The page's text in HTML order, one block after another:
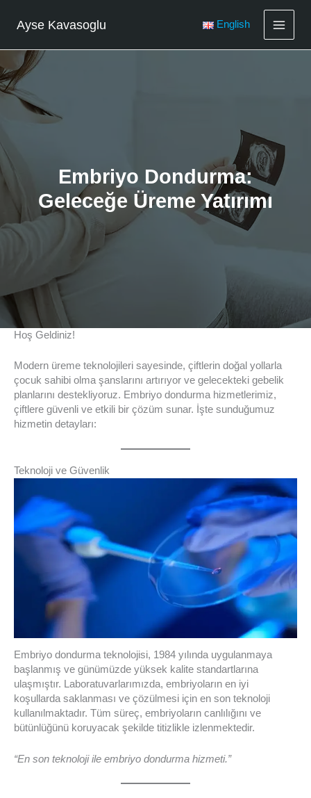
Ayse Kavasoglu English
Embriyo Dondurma:
Geleceğe Üreme Yatırımı
Hoş Geldiniz!
Modern üreme teknolojileri sayesinde, çiftlerin doğal yollarla
çocuk sahibi olma şanslarını artırıyor ve gelecekteki gebelik
planlarını destekliyoruz. Embriyo dondurma hizmetlerimiz,
çiftlere güvenli ve etkili bir çözüm sunar. İşte sunduğumuz
hizmetin detayları:
Teknoloji ve Güvenlik
Embriyo dondurma teknolojisi, 1984 yılında uygulanmaya
başlanmış ve günümüzde yüksek kalite standartlarına
ulaşmıştır. Laboratuvarlarımızda, embriyoların en iyi
koşullarda saklanması ve çözülmesi için en son teknoloji
kullanılmaktadır. Tüm süreç, embriyoların canlılığını ve
bütünlüğünü koruyacak şekilde titizlikle izlenmektedir.
“En son teknoloji ile embriyo dondurma hizmeti.”